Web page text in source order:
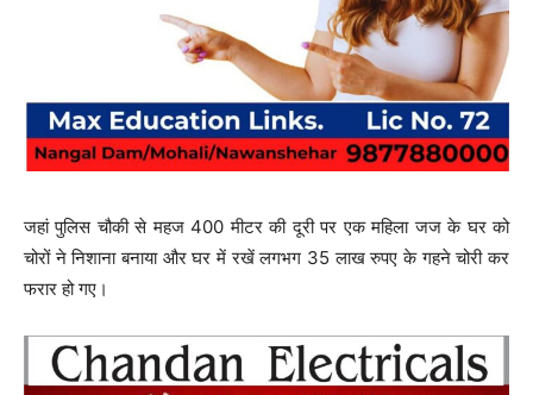
जहां पुलिस चौकी से महज 400 मीटर की दूरी पर एक महिला जज के घर को
चोरों ने निशाना बनाया और घर में रखें लगभग 35 लाख रुपए के गहने चोरी कर
फरार हो गए।